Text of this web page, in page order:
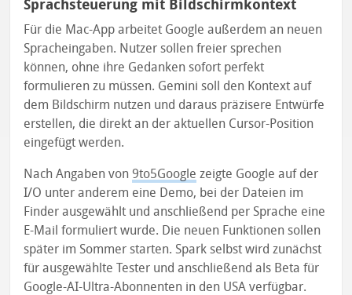
Sprachsteuerung mit Bildschirmkontext
Für die Mac-App arbeitet Google außerdem an neuen
Spracheingaben. Nutzer sollen freier sprechen
können, ohne ihre Gedanken sofort perfekt
formulieren zu müssen. Gemini soll den Kontext auf
dem Bildschirm nutzen und daraus präzisere Entwürfe
erstellen, die direkt an der aktuellen Cursor-Position
eingefügt werden.
Nach Angaben von 9to5Google zeigte Google auf der
I/O unter anderem eine Demo, bei der Dateien im
Finder ausgewählt und anschließend per Sprache eine
E-Mail formuliert wurde. Die neuen Funktionen sollen
später im Sommer starten. Spark selbst wird zunächst
für ausgewählte Tester und anschließend als Beta für
Google-AI-Ultra-Abonnenten in den USA verfügbar.